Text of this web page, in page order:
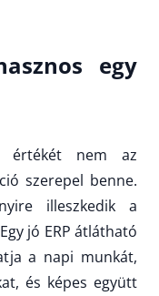
egy
értékét nem az
szerepel benne.
illeszkedik a
jó ERP átlátható
a napi munkát,
és képes együtt